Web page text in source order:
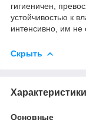
гигиеничен,
устойчивостью к
интенсивно, им
Скрыть
Характеристики
Основные